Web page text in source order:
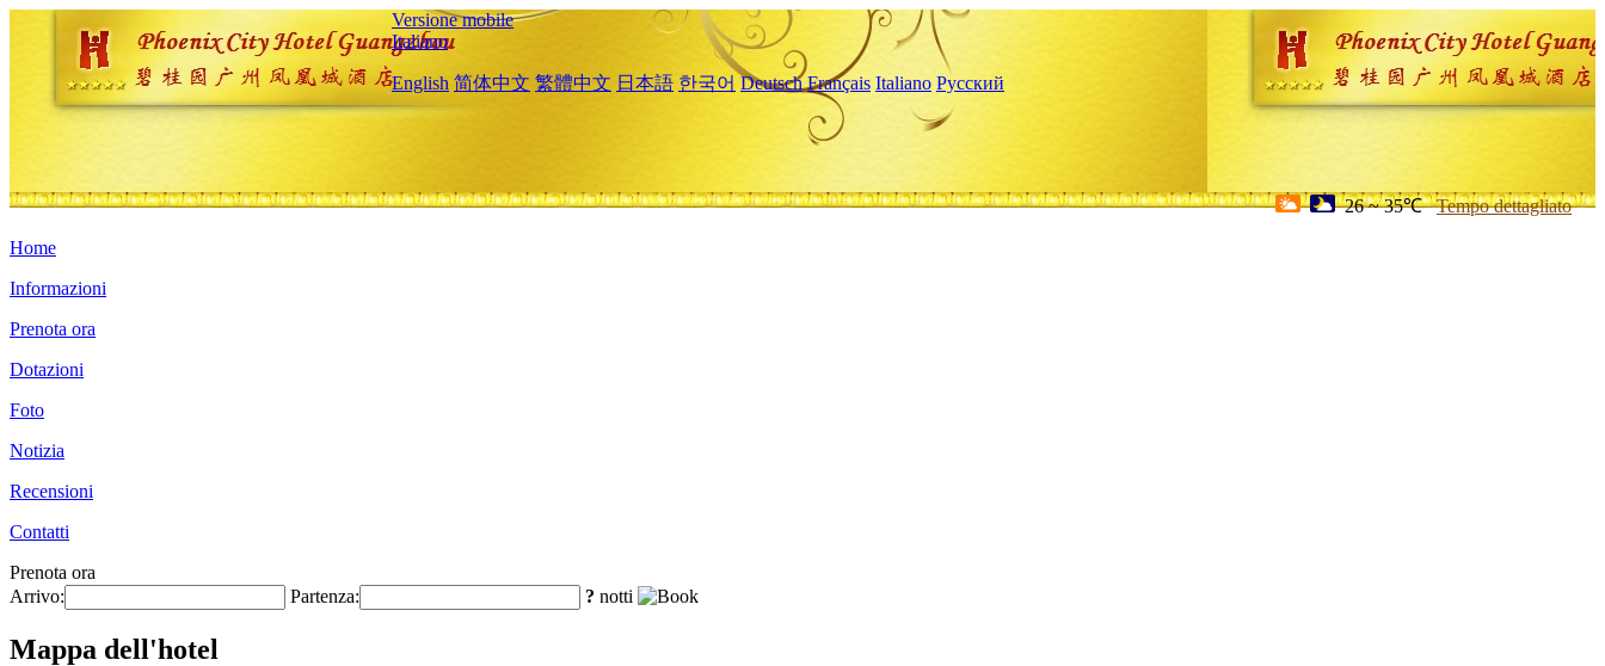
Versione mobile
Italiano
English 简体中文 繁體中文 日本語 한국어 Deutsch Français Italiano Русский
26 ~ 35℃ Tempo dettagliato
Home
Informazioni
Prenota ora
Dotazioni
Foto
Notizia
Recensioni
Contatti
Prenota ora
Arrivo:
Partenza: ? notti
Mappa dell'hotel